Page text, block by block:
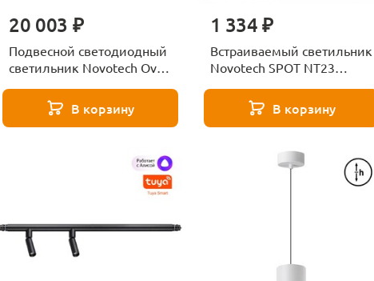
20 003 ₽
Подвесной светодиодный
светильник Novotech Over
В корзину
1 334 ₽
Встраиваемый светильник
Novotech SPOT NT23
В корзину